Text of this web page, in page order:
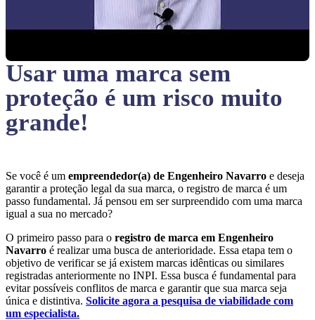
Usar uma marca sem
proteção é um risco muito
grande!
Se você é um empreendedor(a) de Engenheiro Navarro e deseja
garantir a proteção legal da sua marca, o registro de marca é um
passo fundamental. Já pensou em ser surpreendido com uma marca
igual a sua no mercado?
O primeiro passo para o registro de marca em Engenheiro
Navarro é realizar uma busca de anterioridade. Essa etapa tem o
objetivo de verificar se já existem marcas idênticas ou similares
registradas anteriormente no INPI. Essa busca é fundamental para
evitar possíveis conflitos de marca e garantir que sua marca seja
única e distintiva. Solicite agora a pesquisa de viabilidade com
um especialista.